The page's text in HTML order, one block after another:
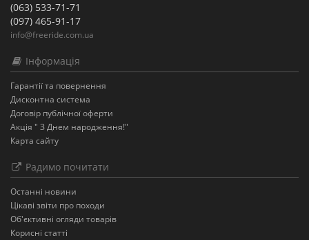
(063) 533-71-71
(097) 465-91-17
info@freeride.com.ua
Інформація
Гарантії та повернення
Дисконтна система
Договір публічної оферти
Акція " З Днем народження!"
Карта сайту
Радимо почитати
Останнi новини
Цікаві звіти про походи
Об'єктивні огляди товарів
Корисні статті